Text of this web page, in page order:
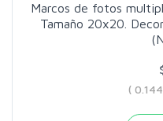
Marcos de fotos
Tamaño 20x20.
(